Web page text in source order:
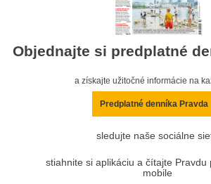
Objednajte si predplatné
a získajte užitočné informácie na
Predplatné denníka Pravda
sledujte naše sociálne
stiahnite si aplikáciu a čítajte Pravdu
mobile